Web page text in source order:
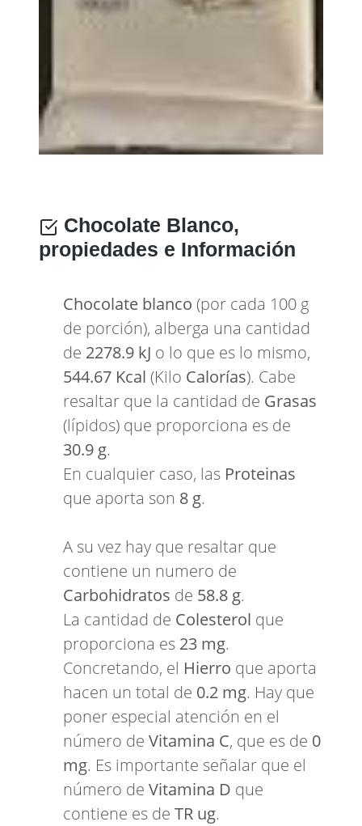
Chocolate Blanco,
propiedades e Información
Chocolate blanco (por cada 100 g
de porción), alberga una cantidad
de 2278.9 kJ o lo que es lo mismo,
544.67 Kcal (Kilo Calorías). Cabe
resaltar que la cantidad de Grasas
(lípidos) que proporciona es de
30.9 g.
En cualquier caso, las Proteinas
que aporta son 8 g.
A su vez hay que resaltar que
contiene un numero de
Carbohidratos de 58.8 g.
La cantidad de Colesterol que
proporciona es 23 mg.
Concretando, el Hierro que aporta
hacen un total de 0.2 mg. Hay que
poner especial atención en el
número de Vitamina C, que es de 0
mg. Es importante señalar que el
número de Vitamina D que
contiene es de TR ug.